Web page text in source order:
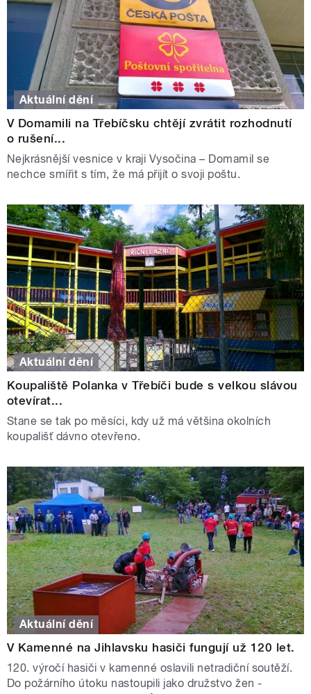
Aktuální dění
V Domamili na Třebíčsku chtějí zvrátit rozhodnutí
o rušení...
Nejkrásnější vesnice v kraji Vysočina – Domamil se
nechce smířit s tím, že má přijít o svoji poštu.
Aktuální dění
Koupaliště Polanka v Třebíči bude s velkou slávou
otevírat...
Stane se tak po měsíci, kdy už má většina okolních
koupališť dávno otevřeno.
Aktuální dění
V Kamenné na Jihlavsku hasiči fungují už 120 let.
120. výročí hasiči v kamenné oslavili netradiční soutěží.
Do požárního útoku nastoupili jako družstvo žen -